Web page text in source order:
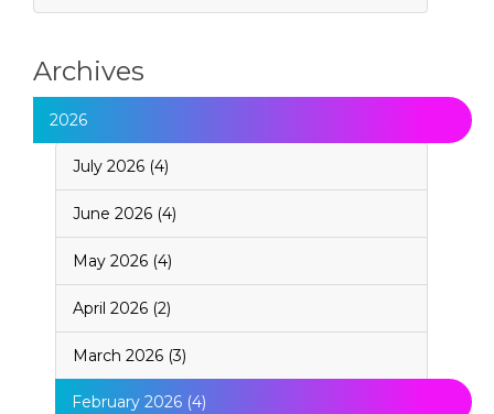
Archives
2026
July 2026 (4)
June 2026 (4)
May 2026 (4)
April 2026 (2)
March 2026 (3)
February 2026 (4)